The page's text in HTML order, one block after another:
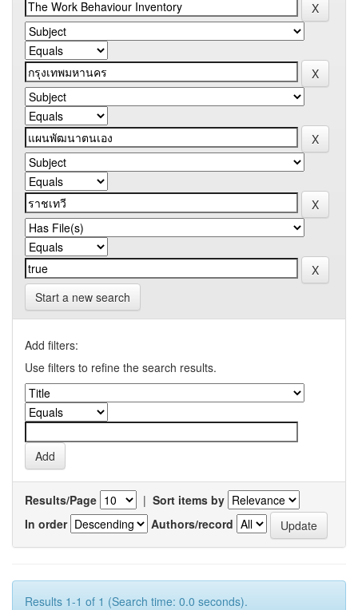
Start a new search
Add filters:
Use filters to refine the search results.
Results/Page | Sort items by
In order
Authors/record
Results 1-1 of 1 (Search time: 0.0 seconds).